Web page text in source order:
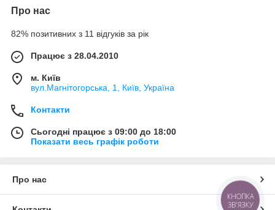
Про нас
82% позитивних з 11 відгуків за рік
Працює з 28.04.2010
м. Київ
вул.Магнітогорська, 1, Київ, Україна
Контакти
Сьогодні працює з 09:00 до 18:00
Показати весь графік роботи
Про нас
КНОПКА
ЗВ'ЯЗКУ